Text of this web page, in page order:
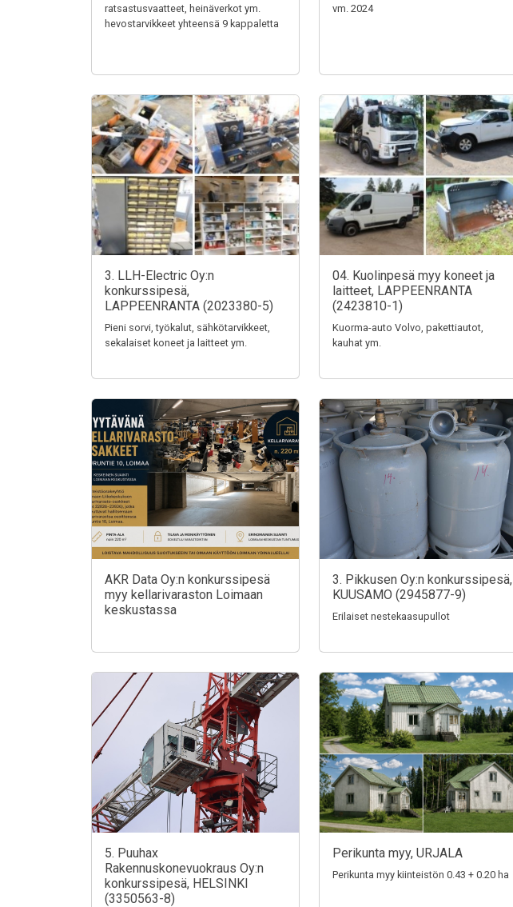
ratsastusvaatteet, heinäverkot ym.
hevostarvikkeet yhteensä 9 kappaletta
vm. 2024
3. LLH-Electric Oy:n
konkurssipesä,
LAPPEENRANTA (2023380-5)
Pieni sorvi, työkalut, sähkötarvikkeet,
sekalaiset koneet ja laitteet ym.
04. Kuolinpesä myy koneet ja
laitteet, LAPPEENRANTA
(2423810-1)
Kuorma-auto Volvo, pakettiautot,
kauhat ym.
AKR Data Oy:n konkurssipesä
myy kellarivaraston Loimaan
keskustassa
3. Pikkusen Oy:n konkurssipesä,
KUUSAMO (2945877-9)
Erilaiset nestekaasupullot
5. Puuhax
Rakennuskonevuokraus Oy:n
konkurssipesä, HELSINKI
(3350563-8)
Perikunta myy, URJALA
Perikunta myy kiinteistön 0.43 + 0.20 ha